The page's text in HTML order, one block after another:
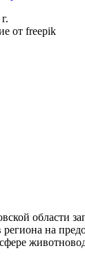
области
региона на